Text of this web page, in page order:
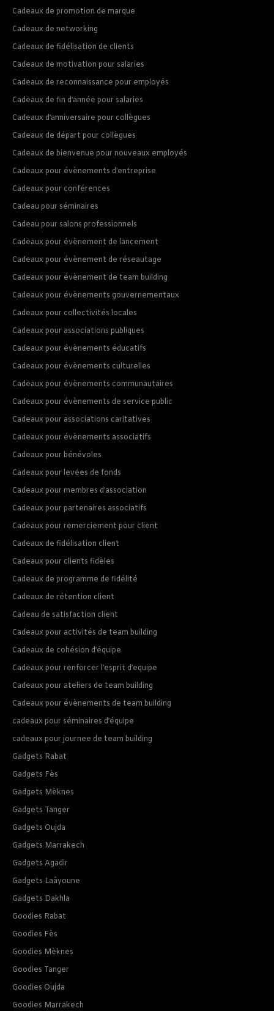
Cadeaux de promotion de marque
Cadeaux de networking
Cadeaux de fidélisation de clients
Cadeaux de motivation pour salaries
Cadeaux de reconnaissance pour employés
Cadeaux de fin d’année pour salaries
Cadeaux d’anniversaire pour collègues
Cadeaux de départ pour collègues
Cadeaux de bienvenue pour nouveaux employés
Cadeaux pour évènements d’entreprise
Cadeaux pour conférences
Cadeau pour séminaires
Cadeau pour salons professionnels
Cadeaux pour évènement de lancement
Cadeaux pour évènement de réseautage
Cadeaux pour évènement de team building
Cadeaux pour évènements gouvernementaux
Cadeaux pour collectivités locales
Cadeaux pour associations publiques
Cadeaux pour évènements éducatifs
Cadeaux pour évènements culturelles
Cadeaux pour évènements communautaires
Cadeaux pour évènements de service public
Cadeaux pour associations caritatives
Cadeaux pour évènements associatifs
Cadeaux pour bénévoles
Cadeaux pour levées de fonds
Cadeaux pour membres d’association
Cadeaux pour partenaires associatifs
Cadeaux pour remerciement pour client
Cadeaux de fidélisation client
Cadeaux pour clients fidèles
Cadeaux de programme de fidélité
Cadeaux de rétention client
Cadeau de satisfaction client
Cadeaux pour activités de team building
Cadeaux de cohésion d’équipe
Cadeaux pour renforcer l’esprit d’equipe
Cadeaux pour ateliers de team building
Cadeaux pour évènements de team building
cadeaux pour séminaires d’équipe
cadeaux pour journee de team building
Gadgets Rabat
Gadgets Fès
Gadgets Mèknes
Gadgets Tanger
Gadgets Oujda
Gadgets Marrakech
Gadgets Agadir
Gadgets Laâyoune
Gadgets Dakhla
Goodies Rabat
Goodies Fès
Goodies Mèknes
Goodies Tanger
Goodies Oujda
Goodies Marrakech